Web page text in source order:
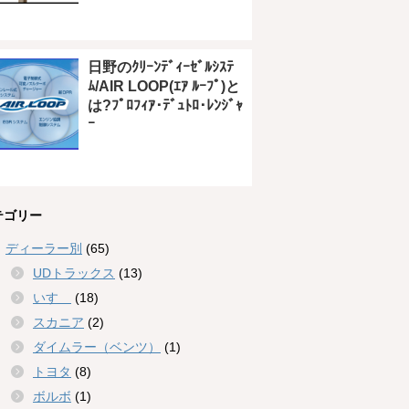
日野のｸﾘｰﾝﾃﾞｨｰｾﾞﾙｼｽﾃ
ﾑ/AIR LOOP(ｴｱ ﾙｰﾌﾟ)と
は?ﾌﾟﾛﾌｨｱ･ﾃﾞｭﾄﾛ･ﾚﾝｼﾞｬ
ｰ
ゴリー
ディーラー別 (65)
UDトラックス (13)
いすゞ
(18)
スカニア (2)
ダイムラー（ベンツ）
(1)
トヨタ (8)
ボルボ (1)